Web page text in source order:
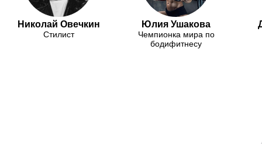
Николай Овечкин
Стилист
Юлия Ушакова
Чемпионка мира по
бодифитнесу